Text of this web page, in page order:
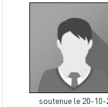
soutenue le 20-10-